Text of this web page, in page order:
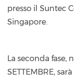
presso il Suntec
Singapore.
La seconda fase,
SETTEMBRE,